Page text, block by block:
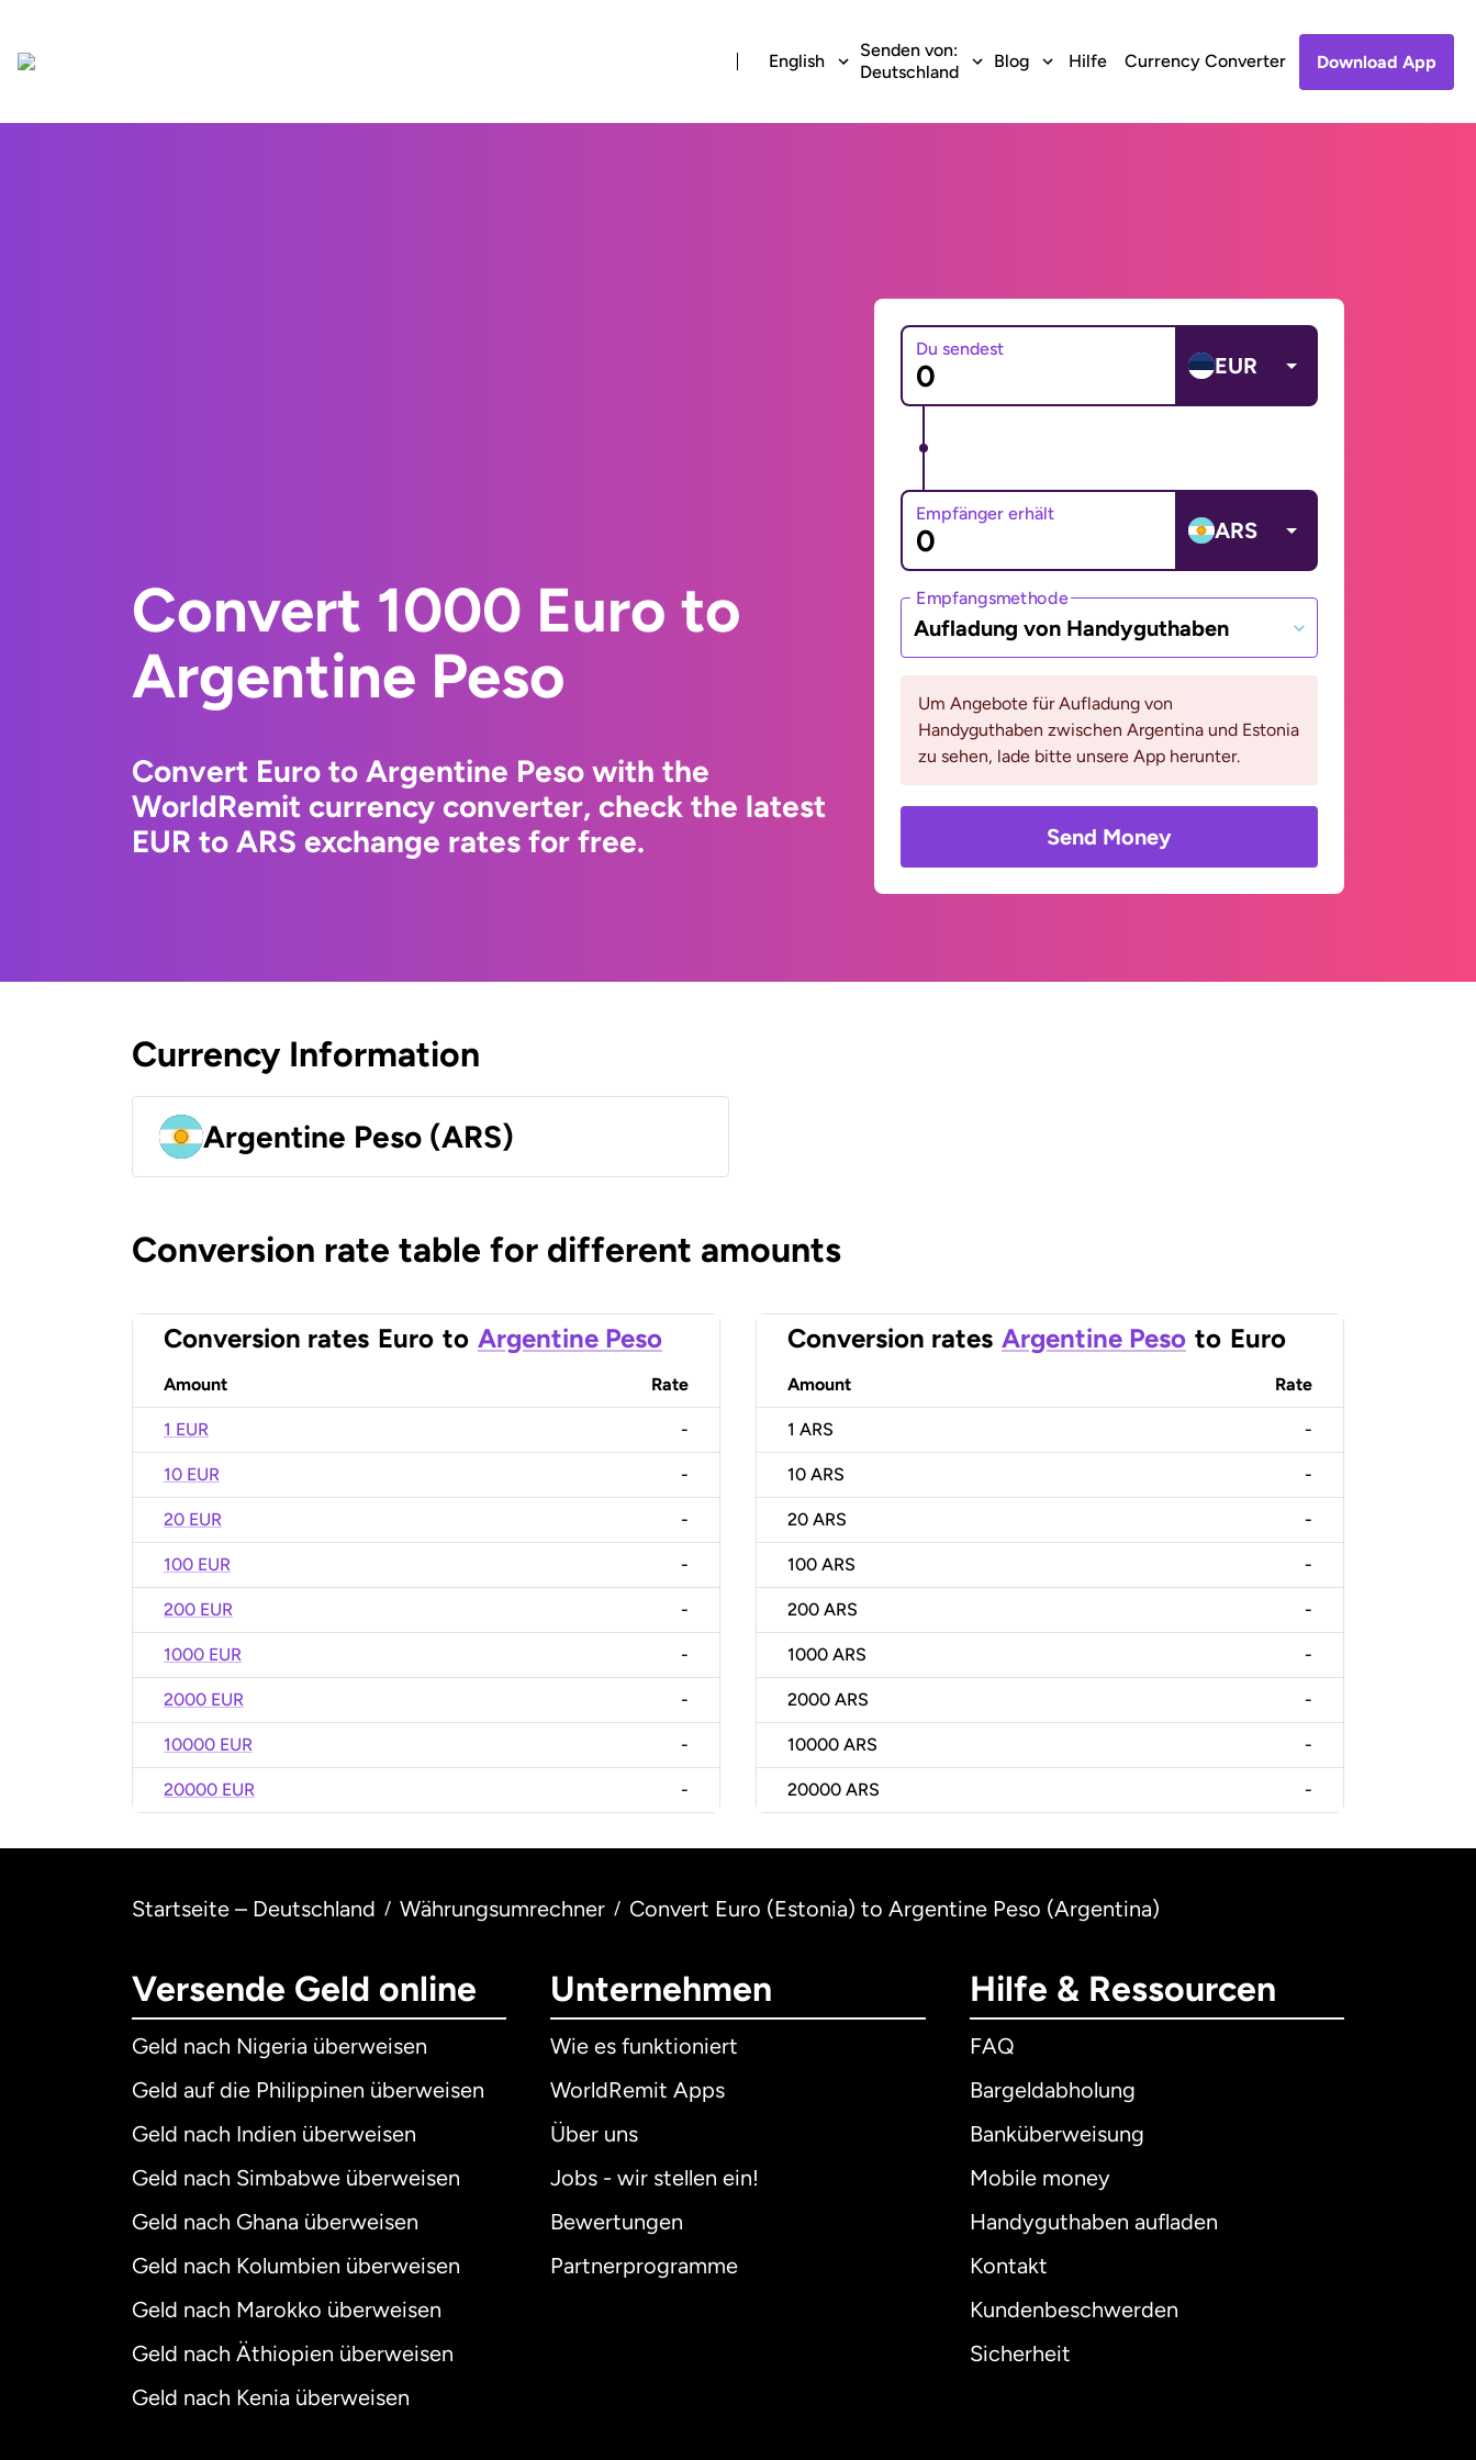
English
Senden von:
Deutschland
Blog Hilfe Currency Converter Download App
Convert 1000 Euro to
Argentine Peso
Convert Euro to Argentine Peso with the
WorldRemit currency converter, check the latest
EUR to ARS exchange rates for free.
Du sendest
EUR
Empfänger erhält
ARS
Empfangsmethode
Aufladung von Handyguthaben
Um Angebote für Aufladung von
Handyguthaben zwischen Argentina und Estonia
zu sehen, lade bitte unsere App herunter.
Send Money
Currency Information
Argentine Peso (ARS)
Conversion rate table for different amounts
Conversion rates Euro to Argentine Peso
Amount Rate
1 EUR -
10 EUR -
20 EUR -
100 EUR -
200 EUR -
1000 EUR -
2000 EUR -
10000 EUR -
20000 EUR -
Conversion rates Argentine Peso to Euro
Amount Rate
1 ARS -
10 ARS -
20 ARS -
100 ARS -
200 ARS -
1000 ARS -
2000 ARS -
10000 ARS -
20000 ARS -
Startseite – Deutschland / Währungsumrechner / Convert Euro (Estonia) to Argentine Peso (Argentina)
Versende Geld online
Geld nach Nigeria überweisen
Geld auf die Philippinen überweisen
Geld nach Indien überweisen
Geld nach Simbabwe überweisen
Geld nach Ghana überweisen
Geld nach Kolumbien überweisen
Geld nach Marokko überweisen
Geld nach Äthiopien überweisen
Geld nach Kenia überweisen
Unternehmen
Wie es funktioniert
WorldRemit Apps
Über uns
Jobs - wir stellen ein!
Bewertungen
Partnerprogramme
Hilfe & Ressourcen
FAQ
Bargeldabholung
Banküberweisung
Mobile money
Handyguthaben aufladen
Kontakt
Kundenbeschwerden
Sicherheit